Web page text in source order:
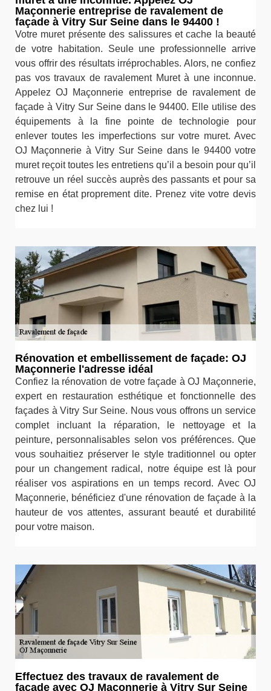
Maçonnerie entreprise de ravalement de
façade à Vitry Sur Seine dans le 94400 !
Votre muret présente des salissures et cache la beauté
de votre habitation. Seule une professionnelle arrive
vous offrir des résultats irréprochables. Alors, ne confiez
pas vos travaux de ravalement Muret à une inconnue.
Appelez OJ Maçonnerie entreprise de ravalement de
façade à Vitry Sur Seine dans le 94400. Elle utilise des
équipements à la fine pointe de technologie pour
enlever toutes les imperfections sur votre muret. Avec
OJ Maçonnerie à Vitry Sur Seine dans le 94400 votre
muret reçoit toutes les entretiens qu’il a besoin pour qu’il
retrouve un réel succès auprès des passants et pour sa
remise en état proprement dite. Prenez vite votre devis
chez lui !
Rénovation et embellissement de façade: OJ
Maçonnerie l'adresse idéal
Confiez la rénovation de votre façade à OJ Maçonnerie,
expert en restauration esthétique et fonctionnelle des
façades à Vitry Sur Seine. Nous vous offrons un service
complet incluant la réparation, le nettoyage et la
peinture, personnalisables selon vos préférences. Que
vous souhaitiez préserver le style traditionnel ou opter
pour un changement radical, notre équipe est là pour
réaliser vos aspirations en un temps record. Avec OJ
Maçonnerie, bénéficiez d'une rénovation de façade à la
hauteur de vos attentes, assurant beauté et durabilité
pour votre maison.
Effectuez des travaux de ravalement de
façade avec OJ Maçonnerie à Vitry Sur Seine